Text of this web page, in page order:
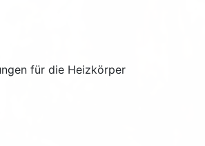
für die Heizkörper